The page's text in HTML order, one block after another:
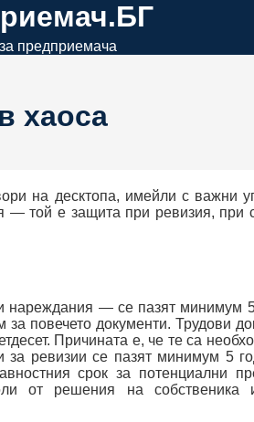
предприемача
хаоса
на десктопа, имейли с важни
— той е защита при ревизия, при
нареждания — се пазят минимум
повечето документи. Трудови
Причината е, че те са
за ревизии се пазят минимум 5
срок за потенциални
от решения на собственика